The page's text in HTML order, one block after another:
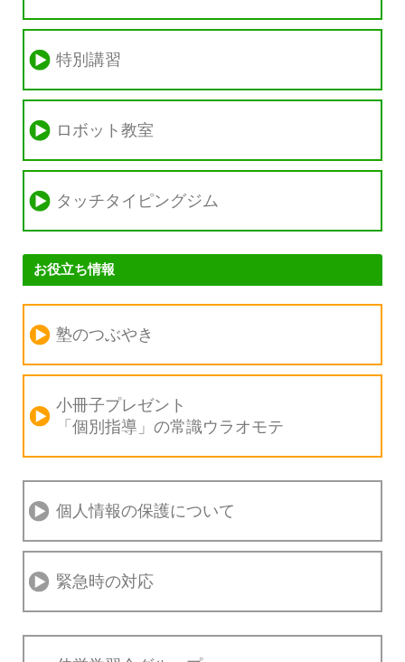
特別講習
ロボット教室
タッチタイピングジム
お役立ち情報
塾のつぶやき
小冊子プレゼント
「個別指導」の常識ウラオモテ
個人情報の保護について
緊急時の対応